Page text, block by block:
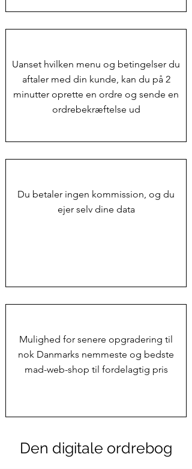
Uanset hvilken menu og betingelser du
aftaler med din kunde, kan du på 2
minutter oprette en ordre og sende en
ordrebekræftelse ud
Du betaler ingen kommission, og du
ejer selv dine data
Mulighed for senere opgradering til
nok Danmarks nemmeste og bedste
mad-web-shop til fordelagtig pris
Den digitale ordrebog